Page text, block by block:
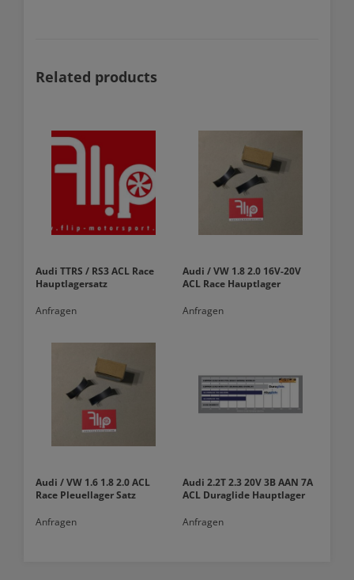
Related products
Audi TTRS / RS3 ACL Race
Hauptlagersatz
Anfragen
Audi / VW 1.8 2.0 16V-20V
ACL Race Hauptlager
Anfragen
Audi / VW 1.6 1.8 2.0 ACL
Race Pleuellager Satz
Anfragen
Audi 2.2T 2.3 20V 3B AAN 7A
ACL Duraglide Hauptlager
Anfragen